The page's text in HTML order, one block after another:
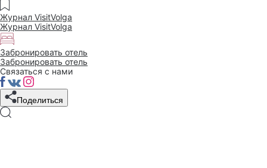
Журнал VisitVolga
Журнал VisitVolga
Забронировать отель
Забронировать отель
Связаться с нами
Поделиться